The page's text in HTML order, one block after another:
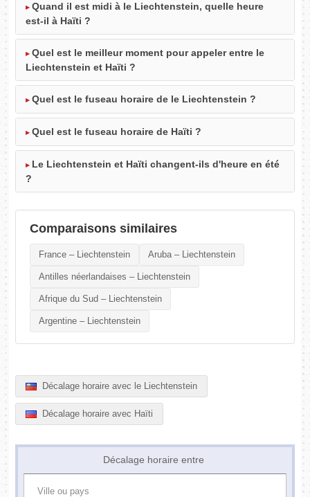
Quand il est midi à le Liechtenstein, quelle heure
est-il à Haïti ?
Quel est le meilleur moment pour appeler entre le
Liechtenstein et Haïti ?
Quel est le fuseau horaire de le Liechtenstein ?
Quel est le fuseau horaire de Haïti ?
Le Liechtenstein et Haïti changent-ils d'heure en été
?
Comparaisons similaires
France – Liechtenstein Aruba – Liechtenstein
Antilles néerlandaises – Liechtenstein
Afrique du Sud – Liechtenstein
Argentine – Liechtenstein
Décalage horaire avec le Liechtenstein
Décalage horaire avec Haïti
Décalage horaire entre